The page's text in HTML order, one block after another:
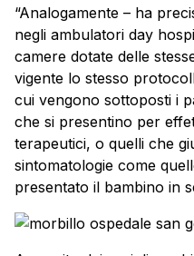
“Analogamente – ha
negli ambulatori day
camere dotate delle
vigente lo stesso
cui vengono sottoposti i
che si presentino per
terapeutici, o quelli che
sintomatologie come
presentato il bambino in